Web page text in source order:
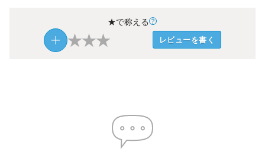
★で称える
★★★ レビューを書く